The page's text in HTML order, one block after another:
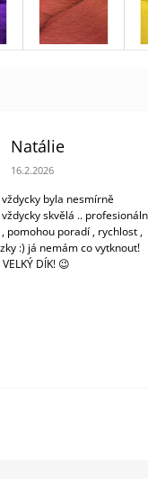
Natálie
Hodnocení obchodu je 5 z 5
16.2.2026
byla nesmírně
skvělá ..
pomohou poradí , rychlost ,
:) já nemám co vytknout!
DÍK! 😉